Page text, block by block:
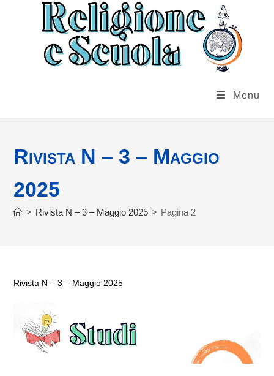
Menu
Rivista N – 3 – Maggio
2025
> Rivista N – 3 – Maggio 2025 > Pagina 2
Rivista N – 3 – Maggio 2025